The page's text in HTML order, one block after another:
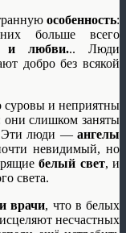
особенность:
больше всего
и любви... Люди
добро без всякой
суровы и неприятны
они слишком заняты
люди —ангелы
невидимый, но
белый свет, и
света.
врачи, что в белых
несчастных